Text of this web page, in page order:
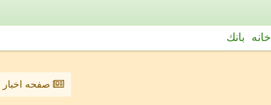
خانه بانك
صفحه اخبار